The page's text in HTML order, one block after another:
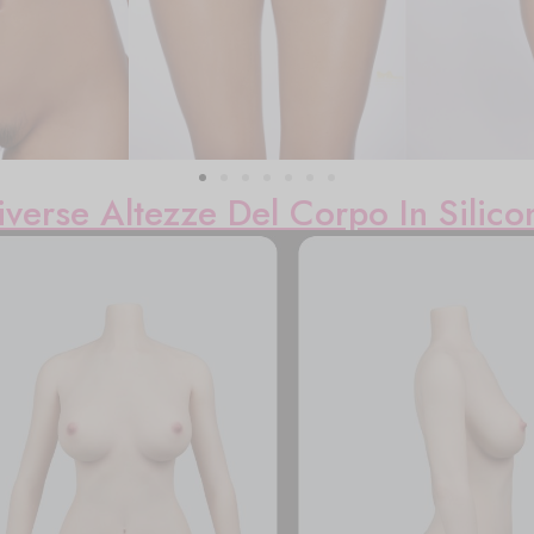
Altezze Del Corpo In